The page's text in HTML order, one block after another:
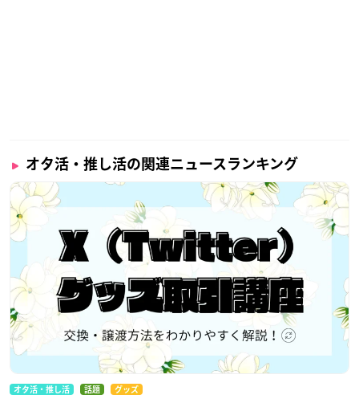
オタ活・推し活の関連ニュースランキング
オタ活・推し活 話題 グッズ